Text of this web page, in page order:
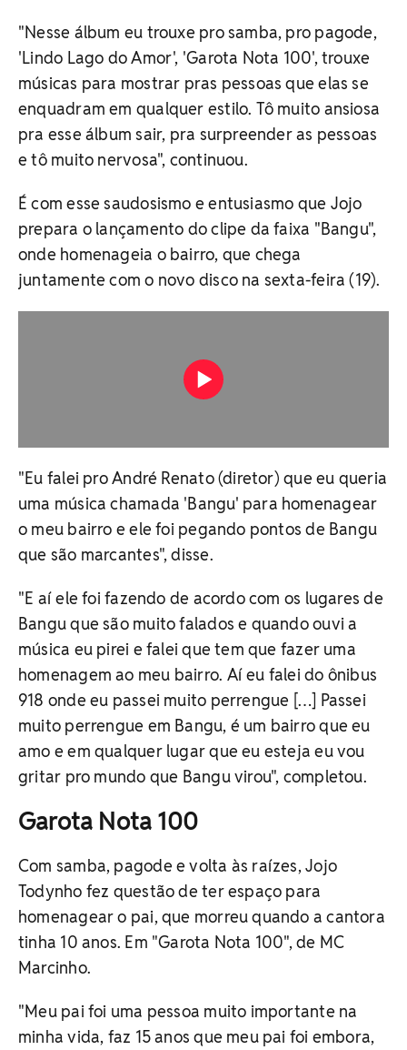
"Nesse álbum eu trouxe pro samba, pro pagode,
'Lindo Lago do Amor', 'Garota Nota 100', trouxe
músicas para mostrar pras pessoas que elas se
enquadram em qualquer estilo. Tô muito ansiosa
pra esse álbum sair, pra surpreender as pessoas
e tô muito nervosa", continuou.
É com esse saudosismo e entusiasmo que Jojo
prepara o lançamento do clipe da faixa "Bangu",
onde homenageia o bairro, que chega
juntamente com o novo disco na sexta-feira (19).
"Eu falei pro André Renato (diretor) que eu queria
uma música chamada 'Bangu' para homenagear
o meu bairro e ele foi pegando pontos de Bangu
que são marcantes", disse.
"E aí ele foi fazendo de acordo com os lugares de
Bangu que são muito falados e quando ouvi a
música eu pirei e falei que tem que fazer uma
homenagem ao meu bairro. Aí eu falei do ônibus
918 onde eu passei muito perrengue […] Passei
muito perrengue em Bangu, é um bairro que eu
amo e em qualquer lugar que eu esteja eu vou
gritar pro mundo que Bangu virou", completou.
Garota Nota 100
Com samba, pagode e volta às raízes, Jojo
Todynho fez questão de ter espaço para
homenagear o pai, que morreu quando a cantora
tinha 10 anos. Em "Garota Nota 100", de MC
Marcinho.
"Meu pai foi uma pessoa muito importante na
minha vida, faz 15 anos que meu pai foi embora,